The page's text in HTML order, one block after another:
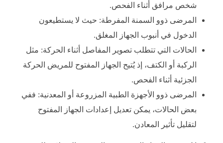
شخص مرافق أثناء الفحص.
المرضى ذوو السمنة المفرطة: حيث لا يستطيعون
الدخول في أنبوب الجهاز المغلق.
الحالات التي تتطلب تصوير المفاصل أثناء الحركة: مثل
الركبة أو الكتف، إذ يُتيح الجهاز المفتوح للمريض الحركة
الجزئية أثناء الفحص.
المرضى ذوو الأجهزة الطبية المزروعة أو المعدنية: ففي
بعض الحالات، يمكن تعديل إعدادات الجهاز المفتوح
لتقليل تأثير المعادن.